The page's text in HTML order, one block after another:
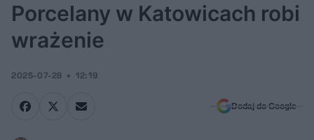
Porcelany w Katowicach robi
wrażenie
2025-07-28 12:19
Dodaj do Google